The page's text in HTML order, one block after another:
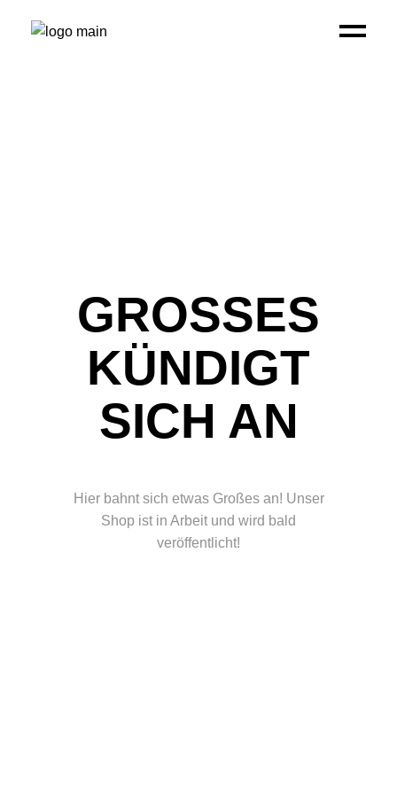
GROSSES K
ÜNDIGT S
ICH AN
Hier bahnt sich etwas Großes an! Unser
Shop ist in Arbeit und wird bald
veröffentlicht!